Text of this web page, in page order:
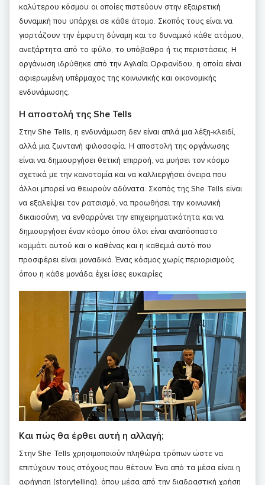
καλύτερου κόσμου οι οποίες πιστεύουν στην εξαιρετική
δυναμική που υπάρχει σε κάθε άτομο. Σκοπός τους είναι να
γιορτάζουν την έμφυτη δύναμη και το δυναμικό κάθε ατόμου,
ανεξάρτητα από το φύλο, το υπόβαθρο ή τις περιστάσεις. Η
οργάνωση ιδρύθηκε από την Αγλαΐα Ορφανίδου, η οποία είναι
αφιερωμένη υπέρμαχος της κοινωνικής και οικονομικής
ενδυνάμωσης.
Η αποστολή της She Tells
Στην She Tells, η ενδυνάμωση δεν είναι απλά μια λέξη-κλειδί,
αλλά μια ζωντανή φιλοσοφία. Η αποστολή της οργάνωσης
είναι να δημιουργήσει θετική επιρροή, να μυήσει τον κόσμο
σχετικά με την καινοτομία και να καλλιεργήσει όνειρα που
άλλοι μπορεί να θεωρούν αδύνατα. Σκοπός της She Tells είναι
να εξαλείψει τον ρατσισμό, να προωθήσει την κοινωνική
δικαιοσύνη, να ενθαρρύνει την επιχειρηματικότητα και να
δημιουργήσει έναν κόσμο όπου όλοι είναι αναπόσπαστο
κομμάτι αυτού και ο καθένας και η καθεμιά αυτό που
προσφέρει είναι μοναδικό. Ένας κόσμος χωρίς περιορισμούς
όπου η κάθε μονάδα έχει ίσες ευκαιρίες.
Και πώς θα έρθει αυτή η αλλαγή;
Στην She Tells χρησιμοποιούν πληθώρα τρόπων ώστε να
επιτύχουν τους στόχους που θέτουν. Ένα από τα μέσα είναι η
αφήγηση (storytelling), όπου μέσα από την διαδραστική χρήση